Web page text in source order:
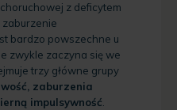
z deficytem
zaburzenie
bardzo powszechne u
zwykle zaczyna się we
trzy główne grupy
zaburzenia
impulsywność.